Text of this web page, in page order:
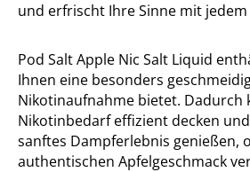
und erfrischt Ihre Sinne mit
Pod Salt Apple Nic Salt Liquid
Ihnen eine besonders
Nikotinaufnahme bietet. Dadurch
Nikotinbedarf effizient decken
sanftes Dampferlebnis genießen,
authentischen Apfelgeschmack